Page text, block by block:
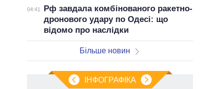
04:41
Рф завдала комбінованого ракетно-
дронового удару по Одесі: що
відомо про наслідки
Більше новин
ІНФОГРАФІКА